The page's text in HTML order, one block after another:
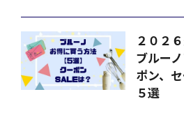
２０２
ブルー
ポン、
５選